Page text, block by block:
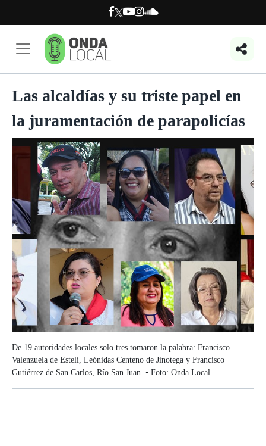
Las alcaldías y su triste papel en
la juramentación de parapolicías
De 19 autoridades locales solo tres tomaron la palabra: Francisco
Valenzuela de Estelí, Leónidas Centeno de Jinotega y Francisco
Gutiérrez de San Carlos, Río San Juan. • Foto: Onda Local